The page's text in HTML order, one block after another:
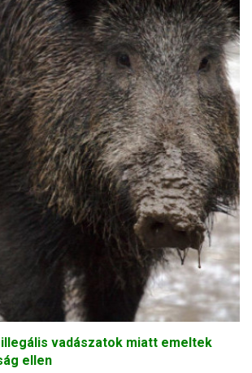
vadászatok miatt emeltek
ellen